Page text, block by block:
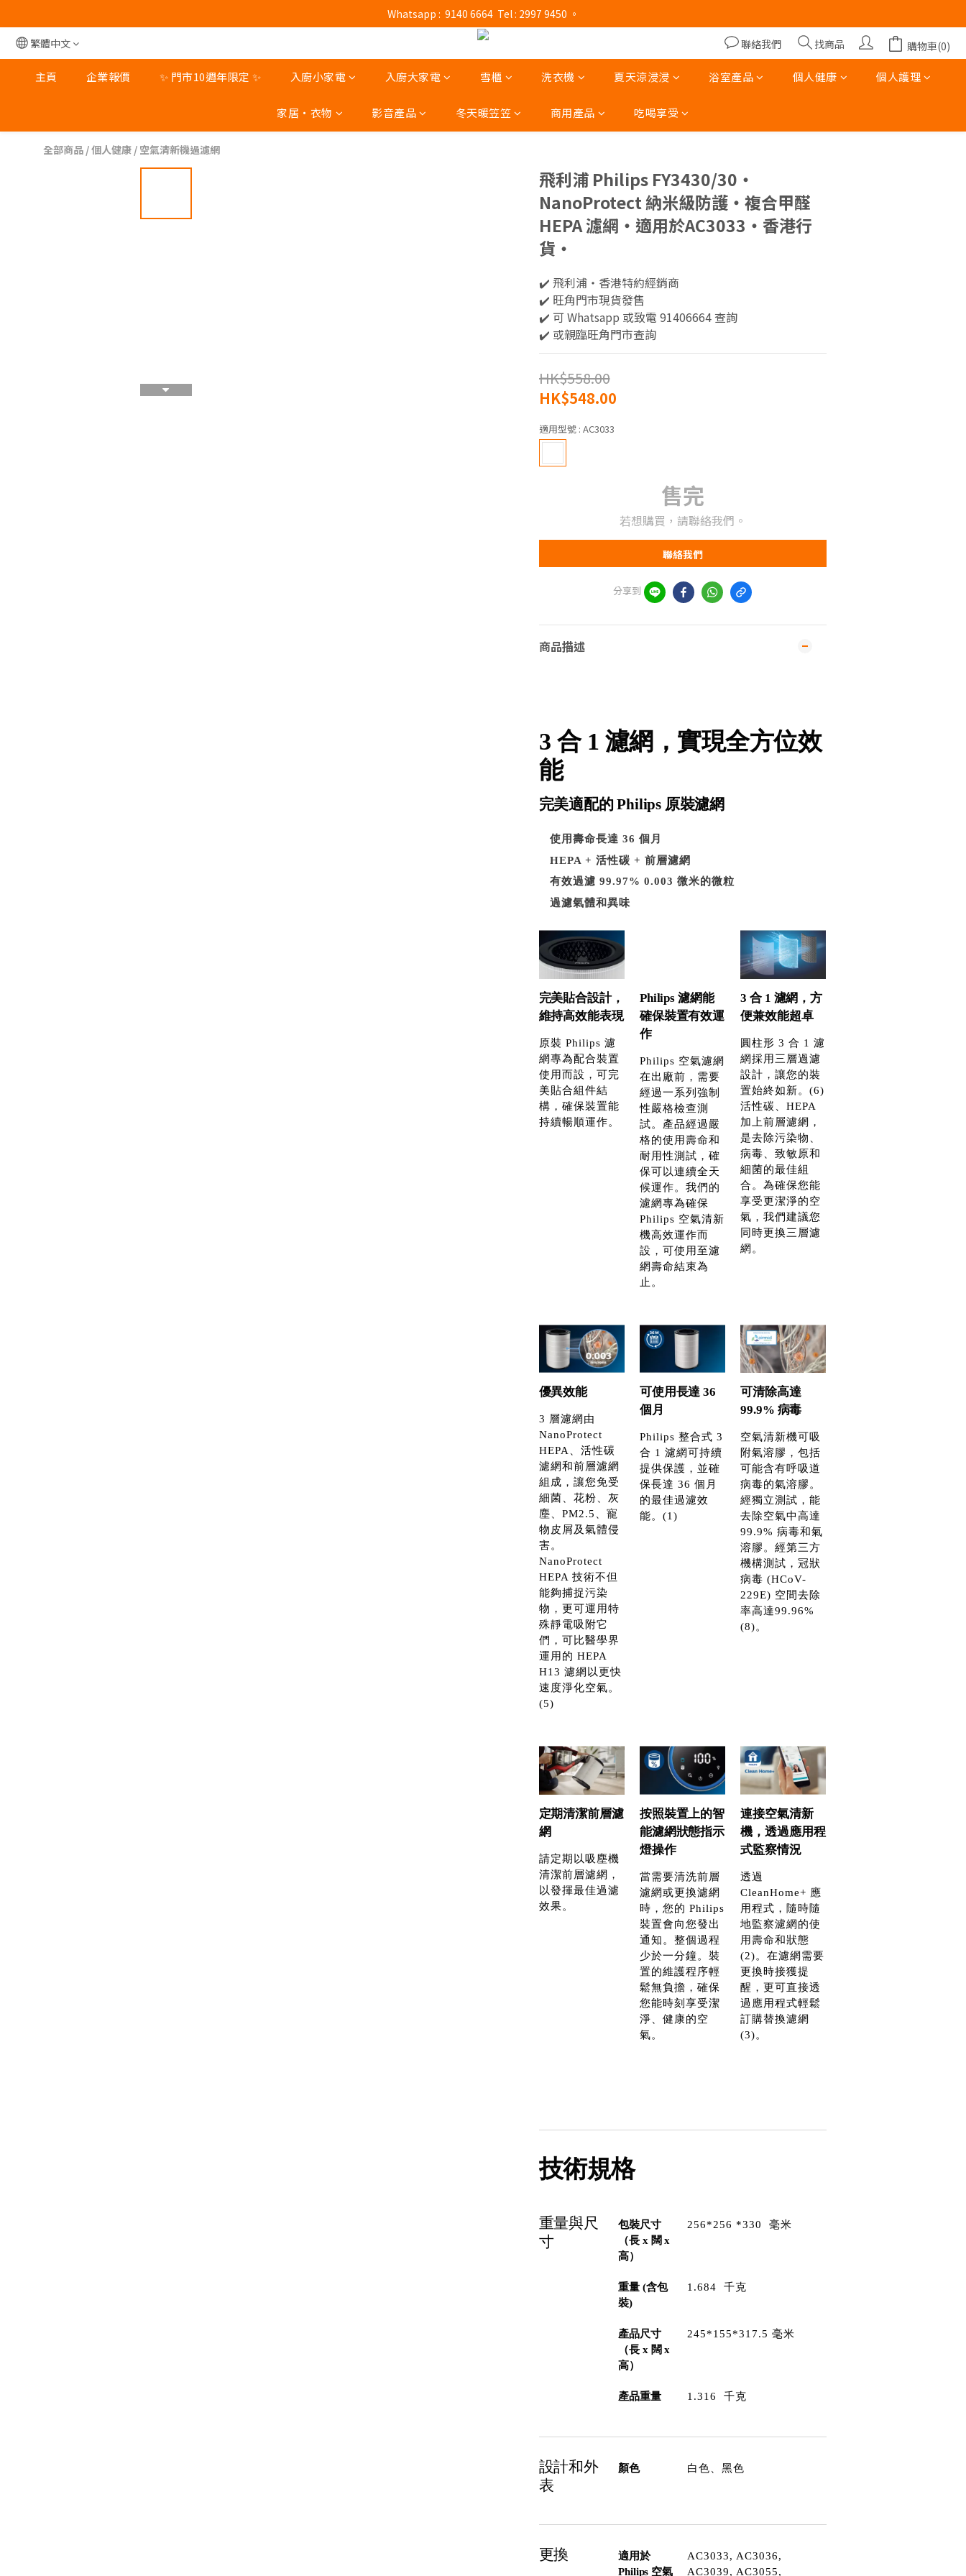
旺角門市營業時間 : (星期一至六 13:00 - 21:00 / 星期日及公眾假期 13:00 - 19:00)
Whatsapp :  9140 6664  Tel : 2997 9450 。
旺角門市營業時間 : (星期一至六 13:00 - 21:00 / 星期日及公眾假期 13:00 - 19:00)
繁體中文 聯絡我們 找商品 購物車(0)
主頁 企業報價 ✨ 門市10週年限定 ✨ 入廚小家電 入廚大家電 雪櫃 洗衣機 夏天涼浸浸 浴室產品 個人健康 個人護理
家居‧衣物 影音產品 冬天暖笠笠 商用產品 吃喝享受
全部商品 /個人健康 / 空氣清新機過濾網
飛利浦 Philips FY3430/30‧
NanoProtect 納米級防護‧複合甲醛
HEPA 濾網‧適用於AC3033‧香港行
貨‧
✔️ 飛利浦‧香港特約經銷商
✔️ 旺角門市現貨發售
✔️ 可 Whatsapp 或致電 91406664 查詢
✔️ 或親臨旺角門市查詢
HK$558.00
HK$548.00
適用型號 : AC3033
售完
若想購買，請聯絡我們。
聯絡我們
分享到
商品描述
3 合 1 濾網，實現全方位效
能
完美適配的 Philips 原裝濾網
使用壽命長達 36 個月
HEPA + 活性碳 + 前層濾網
有效過濾 99.97% 0.003 微米的微粒
過濾氣體和異味
完美貼合設計，
維持高效能表現
原裝 Philips 濾
網專為配合裝置
使用而設，可完
美貼合組件結
構，確保裝置能
持續暢順運作。
Philips 濾網能
確保裝置有效運
作
Philips 空氣濾網
在出廠前，需要
經過一系列強制
性嚴格檢查測
試。產品經過嚴
格的使用壽命和
耐用性測試，確
保可以連續全天
候運作。我們的
濾網專為確保
Philips 空氣清新
機高效運作而
設，可使用至濾
網壽命結束為
止。
3 合 1 濾網，方
便兼效能超卓
圓柱形 3 合 1 濾
網採用三層過濾
設計，讓您的裝
置始終如新。(6)
活性碳、HEPA
加上前層濾網，
是去除污染物、
病毒、致敏原和
細菌的最佳組
合。為確保您能
享受更潔淨的空
氣，我們建議您
同時更換三層濾
網。
優異效能
3 層濾網由
NanoProtect
HEPA、活性碳
濾網和前層濾網
組成，讓您免受
細菌、花粉、灰
塵、PM2.5、寵
物皮屑及氣體侵
害。
NanoProtect
HEPA 技術不但
能夠捕捉污染
物，更可運用特
殊靜電吸附它
們，可比醫學界
運用的 HEPA
H13 濾網以更快
速度淨化空氣。
(5)
可使用長達 36
個月
Philips 整合式 3
合 1 濾網可持續
提供保護，並確
保長達 36 個月
的最佳過濾效
能。(1)
可清除高達
99.9% 病毒
空氣清新機可吸
附氣溶膠，包括
可能含有呼吸道
病毒的氣溶膠。
經獨立測試，能
去除空氣中高達
99.9% 病毒和氣
溶膠。經第三方
機構測試，冠狀
病毒 (HCoV-
229E) 空間去除
率高達99.96%
(8)。
定期清潔前層濾
網
請定期以吸塵機
清潔前層濾網，
以發揮最佳過濾
效果。
按照裝置上的智
能濾網狀態指示
燈操作
當需要清洗前層
濾網或更換濾網
時，您的 Philips
裝置會向您發出
通知。整個過程
少於一分鐘。裝
置的維護程序輕
鬆無負擔，確保
您能時刻享受潔
淨、健康的空
氣。
連接空氣清新
機，透過應用程
式監察情況
透過
CleanHome+ 應
用程式，隨時隨
地監察濾網的使
用壽命和狀態
(2)。在濾網需要
更換時接獲提
醒，更可直接透
過應用程式輕鬆
訂購替換濾網
(3)。
技術規格
重量與尺
寸
包裝尺寸
（長 x 闊 x
高）
256*256 *330 毫米
重量 (含包
裝)
1.684 千克
產品尺寸
（長 x 闊 x
高）
245*155*317.5 毫米
產品重量 1.316 千克
設計和外
表
顏色 白色、黑色
更換
適用於
Philips 空氣
AC3033, AC3036,
AC3039, AC3055,